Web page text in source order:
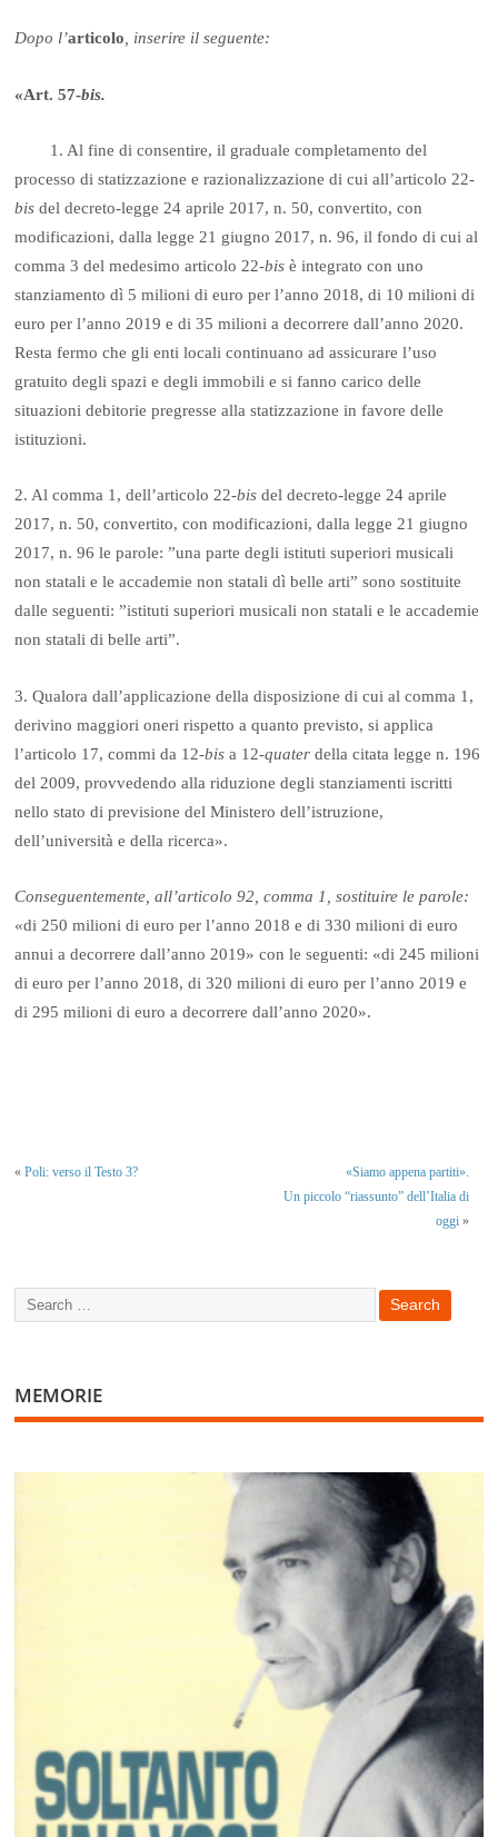
Dopo l’articolo, inserire il seguente:
«Art. 57-bis.
1. Al fine di consentire, il graduale completamento del
processo di statizzazione e razionalizzazione di cui all’articolo 22-
bisdel decreto-legge 24 aprile 2017, n. 50, convertito, con
modificazioni, dalla legge 21 giugno 2017, n. 96, il fondo di cui al
comma 3 del medesimo articolo 22-bis è integrato con uno
stanziamento dì 5 milioni di euro per l’anno 2018, di 10 milioni di
euro per l’anno 2019 e di 35 milioni a decorrere dall’anno 2020.
Resta fermo che gli enti locali continuano ad assicurare l’uso
gratuito degli spazi e degli immobili e si fanno carico delle
situazioni debitorie pregresse alla statizzazione in favore delle
istituzioni.
2. Al comma 1, dell’articolo 22-bis del decreto-legge 24 aprile
2017, n. 50, convertito, con modificazioni, dalla legge 21 giugno
2017, n. 96 le parole: ”una parte degli istituti superiori musicali
non statali e le accademie non statali dì belle arti” sono sostituite
dalle seguenti: ”istituti superiori musicali non statali e le accademie
non statali di belle arti”.
3. Qualora dall’applicazione della disposizione di cui al comma 1,
derivino maggiori oneri rispetto a quanto previsto, si applica
l’articolo 17, commi da 12-bis a 12-quater della citata legge n. 196
del 2009, provvedendo alla riduzione degli stanziamenti iscritti
nello stato di previsione del Ministero dell’istruzione,
dell’università e della ricerca».
Conseguentemente, all’articolo 92, comma 1, sostituire le parole:
«di 250 milioni di euro per l’anno 2018 e di 330 milioni di euro
annui a decorrere dall’anno 2019» con le seguenti: «di 245 milioni
di euro per l’anno 2018, di 320 milioni di euro per l’anno 2019 e
di 295 milioni di euro a decorrere dall’anno 2020».
«Poli: verso il Testo 3?
«Siamo appena partiti».
Un piccolo “riassunto” dell’Italia di
oggi»
MEMORIE